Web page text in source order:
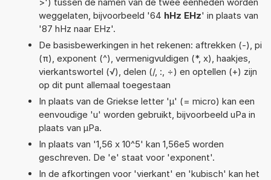
weggelaten, bijvoorbeeld '64 hHz EHz' in plaats van
'87 hHz naar EHz'.
De basisbewerkingen in het rekenen: aftrekken (-), pi
(π), exponent (^), vermenigvuldigen (*, x), haakjes,
vierkantswortel (√), delen (/, :, ÷) en optellen (+) zijn
op dit punt allemaal toegestaan
In plaats van de Griekse letter 'µ' (= micro) kan een
eenvoudige 'u' worden gebruikt, bijvoorbeeld uPa in
plaats van µPa.
In plaats van '1,56 x 10^5' kan 1,56e5 worden
geschreven. De 'e' staat voor 'exponent'.
In de afkortingen voor 'vierkant' en 'kubisch' kan het